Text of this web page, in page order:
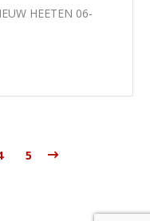
HEETEN 06-
5